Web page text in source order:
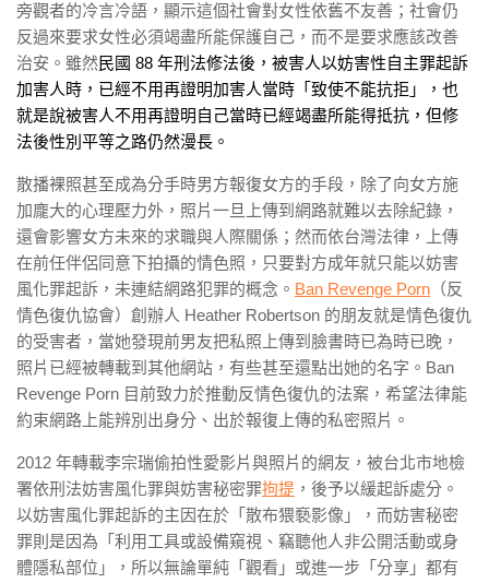
旁觀者的冷言冷語，顯示這個社會對女性依舊不友善；社會仍
反過來要求女性必須竭盡所能保護自己，而不是要求應該改善
治安。雖然民國 88 年刑法修法後，被害人以妨害性自主罪起訴
加害人時，已經不用再證明加害人當時「致使不能抗拒」，也
就是說被害人不用再證明自己當時已經竭盡所能得抵抗，但修
法後性別平等之路仍然漫長。
散播裸照甚至成為分手時男方報復女方的手段，除了向女方施
加龐大的心理壓力外，照片一旦上傳到網路就難以去除紀錄，
還會影響女方未來的求職與人際關係；然而依台灣法律，上傳
在前任伴侶同意下拍攝的情色照，只要對方成年就只能以妨害
風化罪起訴，未連結網路犯罪的概念。 Ban Revenge Porn （反
情色復仇協會）創辦人 Heather Robertson 的朋友就是情色復仇
的受害者，當她發現前男友把私照上傳到臉書時已為時已晚，
照片已經被轉載到其他網站，有些甚至還點出她的名字。Ban
Revenge Porn 目前致力於推動反情色復仇的法案，希望法律能
約束網路上能辨別出身分、出於報復上傳的私密照片。
2012 年轉載李宗瑞偷拍性愛影片與照片的網友，被台北市地檢
署依刑法妨害風化罪與妨害秘密罪拘提 ，後予以緩起訴處分。
以妨害風化罪起訴的主因在於「散布猥褻影像」，而妨害秘密
罪則是因為「利用工具或設備窺視、竊聽他人非公開活動或身
體隱私部位」，所以無論單純「觀看」或進一步「分享」都有